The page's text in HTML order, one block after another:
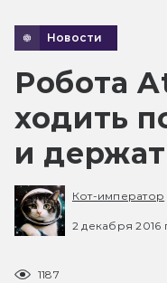
Новости
Робота
ходить
и
Кот-император
2 декабря 2016
1187